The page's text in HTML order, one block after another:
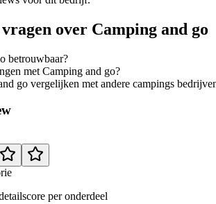
vragen over Camping and go
betrouwbaar?
met Camping and go?
go vergelijken met andere campings
per onderdeel